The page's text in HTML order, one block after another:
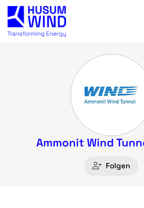
Ammonit Wind
Folgen